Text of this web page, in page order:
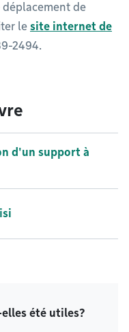
de
le site internet de
2494.
d'un support à
été utiles?